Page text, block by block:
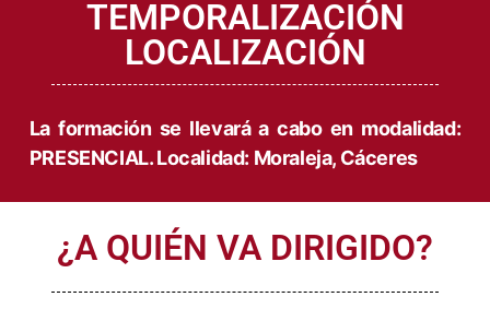
TEMPORALIZACIÓN
LOCALIZACIÓN
La formación se llevará a cabo en modalidad:
PRESENCIAL. Localidad: Moraleja, Cáceres
¿A QUIÉN VA DIRIGIDO?